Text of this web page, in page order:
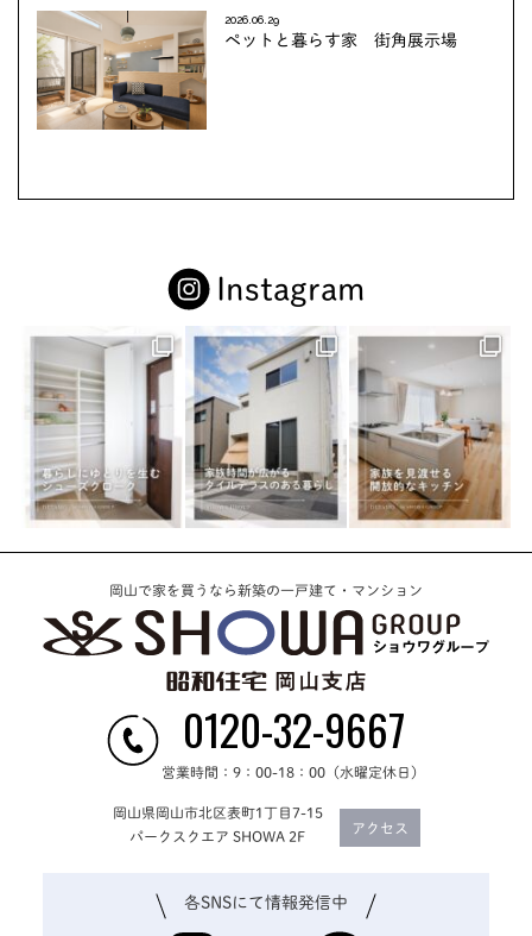
2026.06.29
ペットと暮らす家 街角展示場
Instagram
岡山で家を買うなら新築の一戸建て・マンション
0120-32-9667
営業時間：9：00-18：00（水曜定休日）
岡山県岡山市北区表町1丁目7-15
パークスクエア SHOWA 2F
アクセス
各SNSにて情報発信中